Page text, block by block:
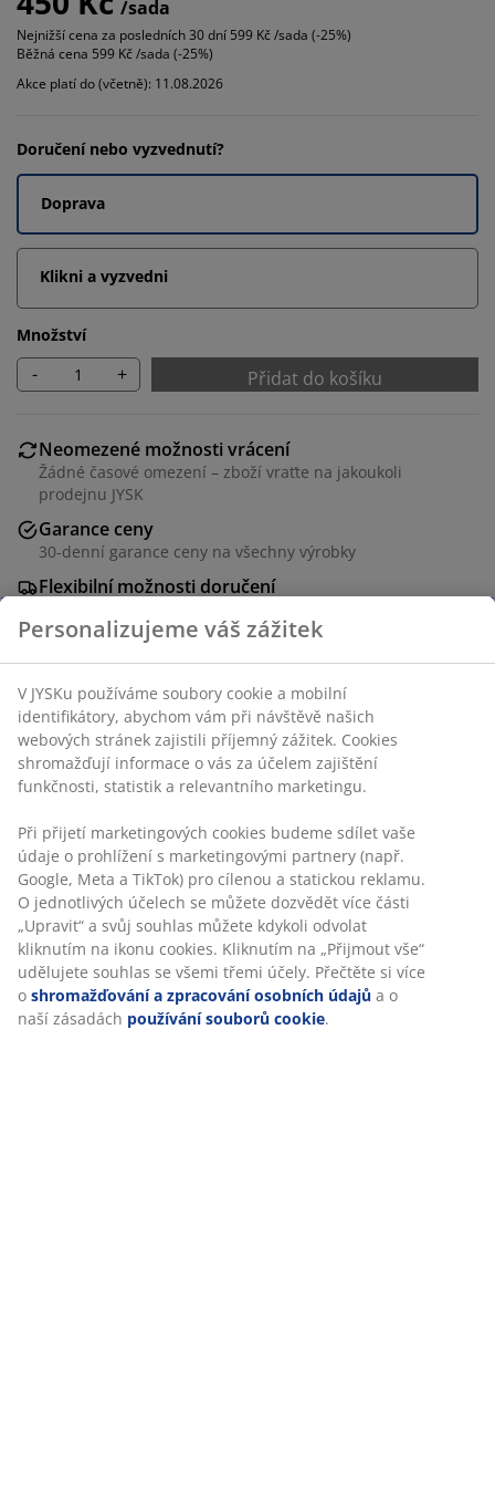
/sada
Nejnižší cena za posledních 30 dní 599 Kč /sada (-25%)
Běžná cena 599 Kč /sada (-25%)
Akce platí do (včetně): 11.08.2026
Doručení nebo vyzvednutí?
Doprava
Klikni a vyzvedni
Množství
- + Přidat do košíku
Neomezené možnosti vrácení
Žádné časové omezení – zboží vraťte na jakoukoli
prodejnu JYSK
Garance ceny
30-denní garance ceny na všechny výrobky
Flexibilní možnosti doručení
Skladová položka: 7397470
Specifikace
Hodnocení
(2)
Doprava
Personalizujeme váš zážitek
V JYSKu používáme soubory cookie a mobilní
identifikátory, abychom vám při návštěvě našich
webových stránek zajistili příjemný zážitek. Cookies
shromažďují informace o vás za účelem zajištění
funkčnosti, statistik a relevantního marketingu.
Při přijetí marketingových cookies budeme sdílet vaše
údaje o prohlížení s marketingovými partnery (např.
Google, Meta a TikTok) pro cílenou a statickou reklamu.
O jednotlivých účelech se můžete dozvědět více části
„Upravit“ a svůj souhlas můžete kdykoli odvolat
kliknutím na ikonu cookies. Kliknutím na „Přijmout vše“
udělujete souhlas se všemi třemi účely. Přečtěte si více
o shromažďování a zpracování osobních údajů a o
naší zásadách používání souborů cookie.